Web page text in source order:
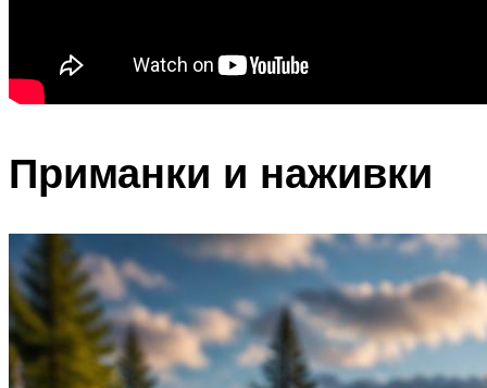
Приманки и наживки